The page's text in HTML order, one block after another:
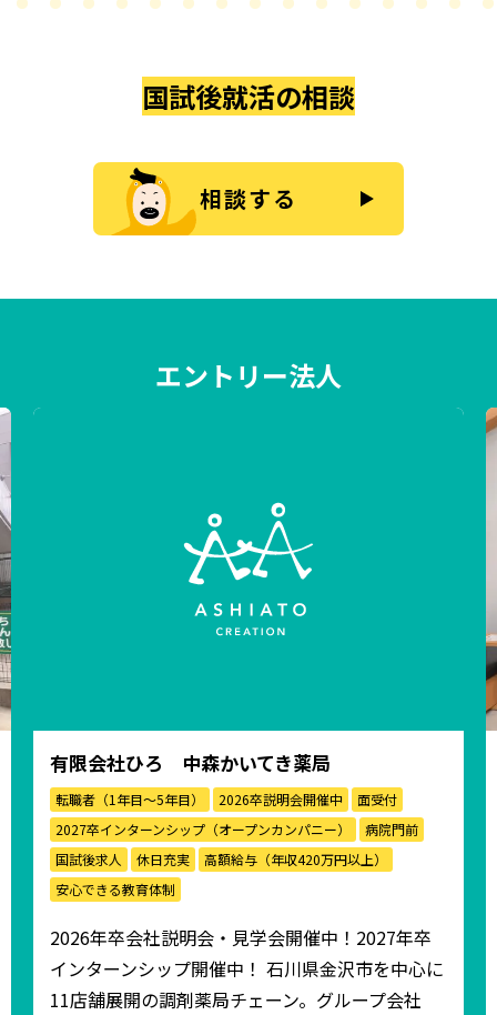
国試後就活の相談
相談する
エントリー法人
有限会社ひろ 中森かいてき薬局
転職者（1年目〜5年目） 2026卒説明会開催中
面受付
2027卒インターンシップ（オープンカンパニー）
病院門前
国試後求人
休日充実
高額給与（年収420万円以上）
安心できる教育体制
2026年卒会社説明会・見学会開催中！2027年卒
インターンシップ開催中！ 石川県金沢市を中心に
11店舗展開の調剤薬局チェーン。グループ会社